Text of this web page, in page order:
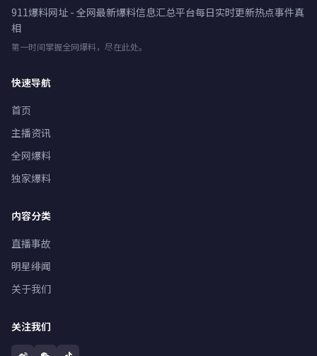
911爆料网址 - 全网最新爆料信息汇总平台每日实时更新热点事件真
相
第一时间掌握全网爆料，尽在此处。
快速导航
首页
主播资讯
全网爆料
独家爆料
内容分类
直播事故
明星绯闻
关于我们
关注我们